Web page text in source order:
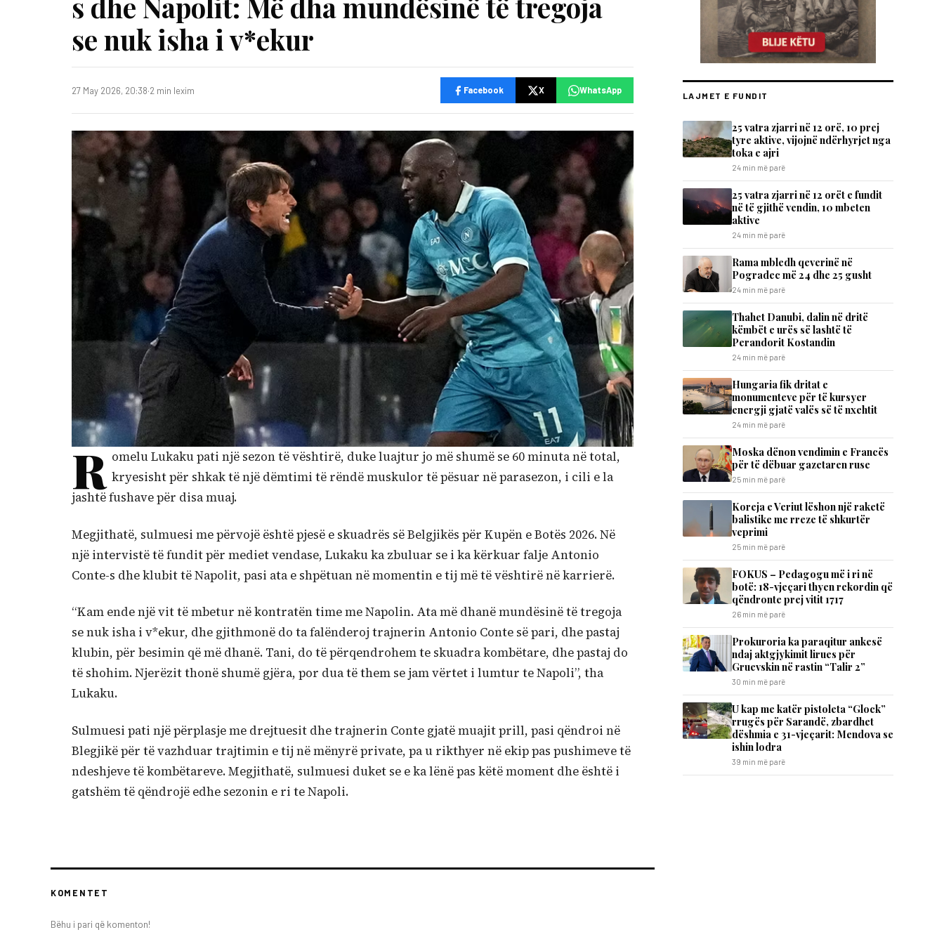
se nuk isha i v*ekur
27 May 2026, 20:38·2 min lexim Facebook X WhatsApp
R omelu Lukaku pati një sezon të vështirë, duke luajtur jo më shumë se 60 minuta në total,
kryesisht për shkak të një dëmtimi të rëndë muskulor të pësuar në parasezon, i cili e la
jashtë fushave për disa muaj.
Megjithatë, sulmuesi me përvojë është pjesë e skuadrës së Belgjikës për Kupën e Botës 2026. Në
një intervistë të fundit për mediet vendase, Lukaku ka zbuluar se i ka kërkuar falje Antonio
Conte-s dhe klubit të Napolit, pasi ata e shpëtuan në momentin e tij më të vështirë në karrierë.
“Kam ende një vit të mbetur në kontratën time me Napolin. Ata më dhanë mundësinë të tregoja
se nuk isha i v*ekur, dhe gjithmonë do ta falënderoj trajnerin Antonio Conte së pari, dhe pastaj
klubin, për besimin që më dhanë. Tani, do të përqendrohem te skuadra kombëtare, dhe pastaj do
të shohim. Njerëzit thonë shumë gjëra, por dua të them se jam vërtet i lumtur te Napoli”, tha
Lukaku.
Sulmuesi pati një përplasje me drejtuesit dhe trajnerin Conte gjatë muajit prill, pasi qëndroi në
Blegjikë për të vazhduar trajtimin e tij në mënyrë private, pa u rikthyer në ekip pas pushimeve të
ndeshjeve të kombëtareve. Megjithatë, sulmuesi duket se e ka lënë pas këtë moment dhe është i
gatshëm të qëndrojë edhe sezonin e ri te Napoli.
KOMENTET
Bëhu i pari që komenton!
LAJMET E FUNDIT
25 vatra zjarri në 12 orë, 10 prej
tyre aktive, vijojnë ndërhyrjet nga
toka e ajri
24 min më parë
25 vatra zjarri në 12 orët e fundit
në të gjithë vendin, 10 mbeten
aktive
24 min më parë
Rama mbledh qeverinë në
Pogradec më 24 dhe 25 gusht
24 min më parë
Thahet Danubi, dalin në dritë
këmbët e urës së lashtë të
Perandorit Kostandin
24 min më parë
Hungaria fik dritat e
monumenteve për të kursyer
energji gjatë valës së të nxehtit
24 min më parë
Moska dënon vendimin e Francës
për të dëbuar gazetaren ruse
25 min më parë
Koreja e Veriut lëshon një raketë
balistike me rreze të shkurtër
veprimi
25 min më parë
FOKUS – Pedagogu më i ri në
botë: 18-vjeçari thyen rekordin që
qëndronte prej vitit 1717
26 min më parë
Prokuroria ka paraqitur ankesë
ndaj aktgjykimit lirues për
Gruevskin në rastin “Talir 2”
30 min më parë
U kap me katër pistoleta “Glock”
rrugës për Sarandë, zbardhet
dëshmia e 31-vjeçarit: Mendova se
ishin lodra
39 min më parë